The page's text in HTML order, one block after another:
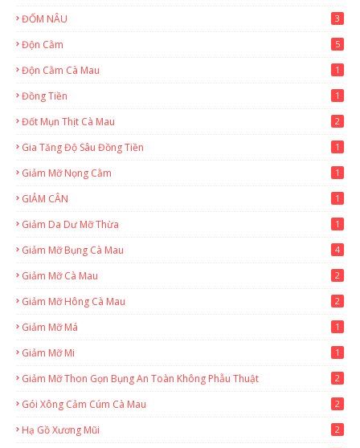
ĐỐM NÂU 3
Độn Cằm 5
Độn Cằm Cà Mau 1
Đồng Tiền 1
Đốt Mụn Thịt Cà Mau 2
Gia Tăng Độ Sâu Đồng Tiền 1
Giảm Mỡ Nọng Cằm 1
GIẢM CÂN 1
Giảm Da Dư Mỡ Thừa 1
Giảm Mỡ Bụng Cà Mau 4
Giảm Mỡ Cà Mau 2
Giảm Mỡ Hông Cà Mau 2
Giảm Mỡ Má 1
Giảm Mỡ Mi 1
Giảm Mỡ Thon Gọn Bụng An Toàn Không Phẫu Thuật 2
Gói Xông Cảm Cúm Cà Mau 2
Hạ Gồ Xương Mũi 2